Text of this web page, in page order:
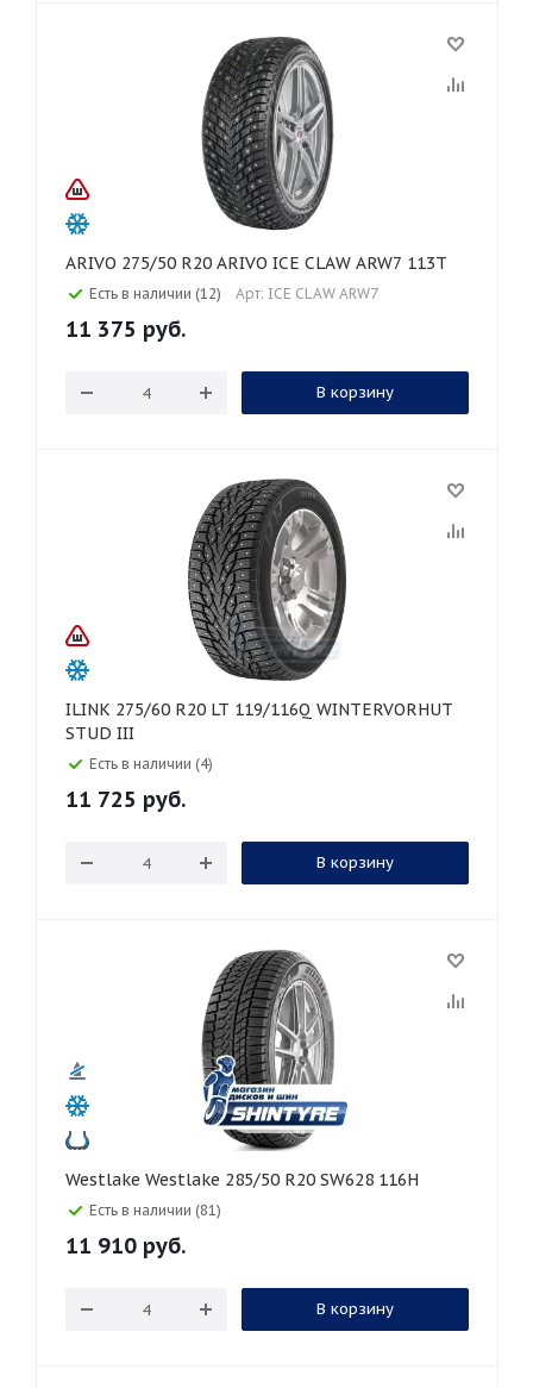
ARIVO 275/50 R20 ARIVO ICE CLAW ARW7 113T
Есть в наличии (12) Арт: ICE CLAW ARW7
11 375 руб.
В корзину
ILINK 275/60 R20 LT 119/116Q WINTERVORHUT
STUD III
Есть в наличии (4)
11 725 руб.
В корзину
Westlake Westlake 285/50 R20 SW628 116H
Есть в наличии (81)
11 910 руб.
В корзину